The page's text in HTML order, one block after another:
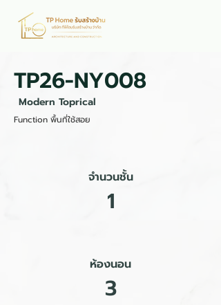
TP26-NY008
Modern Toprical
Function พื้นที่ใช้สอย
จำนวนชั้น
1
ห้องนอน
3